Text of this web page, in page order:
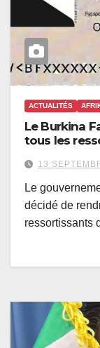
ACTUALITÉS
Le Burkina
tous les
13
Le
décidé de
ressortissants